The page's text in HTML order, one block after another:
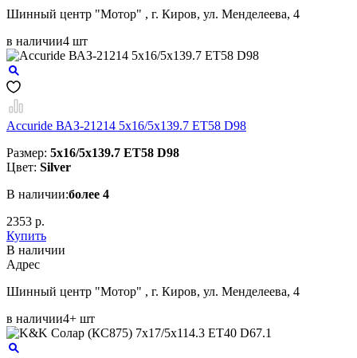
Шинный центр "Мотор" , г. Киров, ул. Менделеева, 4
в наличии4 шт
Accuride ВАЗ-21214 5x16/5x139.7 ET58 D98
Размер: 5x16/5x139.7 ET58 D98
Цвет: Silver
В наличии:более 4
2353 р.
Купить
В наличии
Aдрес
Шинный центр "Мотор" , г. Киров, ул. Менделеева, 4
в наличии4+ шт